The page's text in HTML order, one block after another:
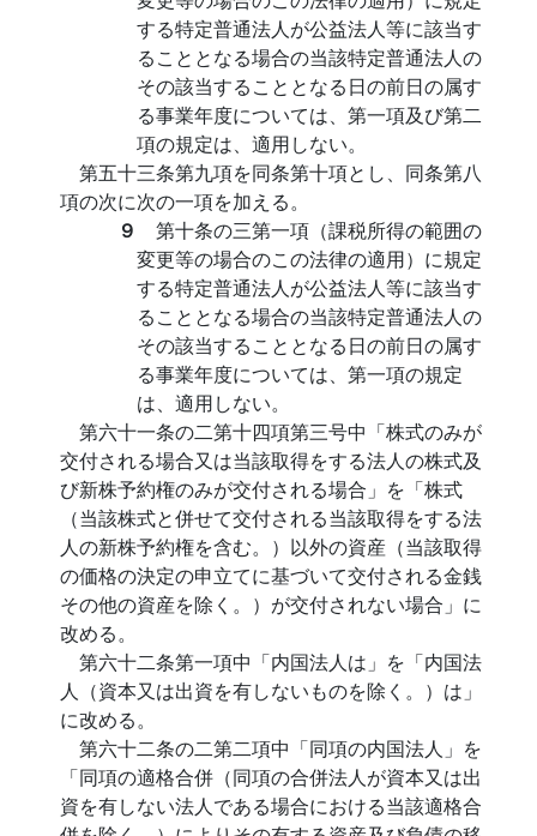
する特定普通法人が公益法人等に該当す
ることとなる場合の当該特定普通法人の
その該当することとなる日の前日の属す
る事業年度については、第一項及び第二
項の規定は、適用しない。
第五十三条第九項を同条第十項とし、同条第八
項の次に次の一項を加える。
９ 第十条の三第一項（課税所得の範囲の
変更等の場合のこの法律の適用）に規定
する特定普通法人が公益法人等に該当す
ることとなる場合の当該特定普通法人の
その該当することとなる日の前日の属す
る事業年度については、第一項の規定
は、適用しない。
第六十一条の二第十四項第三号中「株式のみが
交付される場合又は当該取得をする法人の株式及
び新株予約権のみが交付される場合」を「株式
（当該株式と併せて交付される当該取得をする法
人の新株予約権を含む。）以外の資産（当該取得
の価格の決定の申立てに基づいて交付される金銭
その他の資産を除く。）が交付されない場合」に
改める。
第六十二条第一項中「内国法人は」を「内国法
人（資本又は出資を有しないものを除く。）は」
に改める。
第六十二条の二第二項中「同項の内国法人」を
「同項の適格合併（同項の合併法人が資本又は出
資を有しない法人である場合における当該適格合